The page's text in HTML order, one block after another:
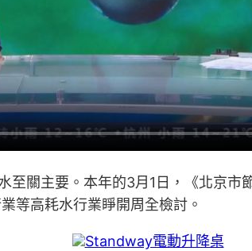
至關主要。本年的3月1日，《北京
等高耗水行業睜開周全檢討。
Standway電動升降桌